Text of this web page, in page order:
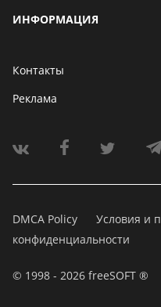
ИНФОРМАЦИЯ
Контакты
Реклама
DMCA Policy Условия и
конфиденциальности
© 1998 - 2026 freeSOFT ®